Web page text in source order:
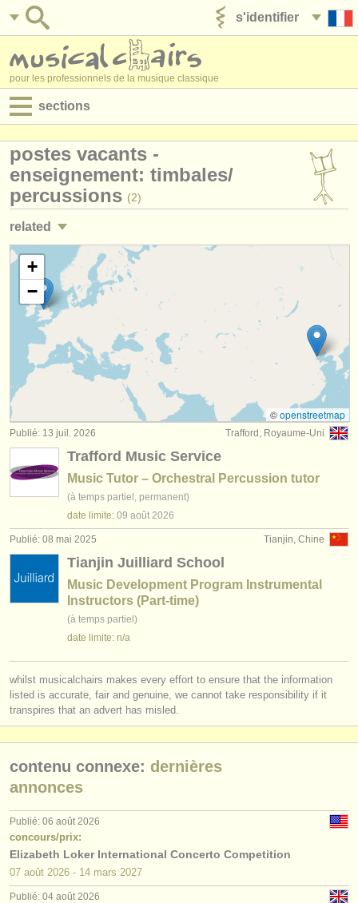
s'identifier
pour les professionnels de la musique classique
sections
jobs - performance
jobs - enseignement
jobs - administration
degree courses
stages/cours
concours/ prix
instruments à vendre
instruments volés
annuaires:
orchestres et l'opéra
conservatoires
orchestres de jeunes
musicalchairs:
a propos de musicalchairs
contactez nous
rss feeds
actualités musique classique
éditeurs:
find out about our
ATSfaq
s'identifier
postes vacants -
enseignement: timbales/
percussions (2)
related
jobs - performance: timbales/
stages/masterclass timbales
degree courses: timbales/percussions (10)
concours de timbales
instruments à vendre: timbales (1)
instruments à vendre: untuned percussion (1)
instruments à vendre: tuned percussion (1)
percussions perdus
+
−
©openstreetmap
Trafford, Royaume-Uni
Publié: 13 juil. 2026
Trafford Music Service
Music Tutor – Orchestral Percussion tutor
(à temps partiel, permanent)
date limite: 09 août 2026
Tianjin, Chine
Publié: 08 mai 2025
Tianjin Juilliard School
Music Development Program Instrumental
Instructors (Part-time)
(à temps partiel)
date limite: n/a
whilst musicalchairs makes every effort to ensure that the information
listed is accurate, fair and genuine, we cannot take responsibility if it
transpires that an advert has misled.
contenu connexe: dernières
annonces
Publié: 06 août 2026
concours/prix:
Elizabeth Loker International Concerto Competition
07 août 2026 - 14 mars 2027
Publié: 04 août 2026